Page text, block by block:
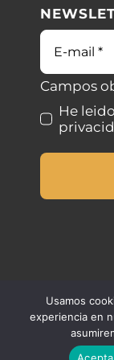
Blog
Contacto
Condiciones
Ley de cookies
Desistimiento
Correo
electrónico
Campos
He
Usamos
experiencia en